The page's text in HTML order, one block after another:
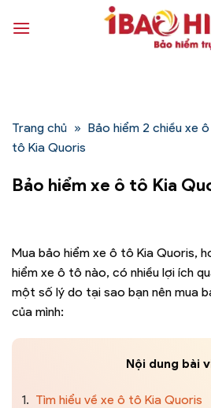
qua
Trang chủ » Bảo hiểm 2 chiều xe
tô Kia Quoris
Bảo hiểm xe ô tô Kia
Mua bảo hiểm xe ô tô Kia Quoris,
hiểm xe ô tô nào, có nhiều lợi ích
một số lý do tại sao bạn nên mua
của mình:
Nội dung bài
1. Tìm hiểu về xe ô tô Kia Quoris